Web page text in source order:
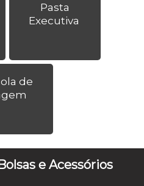
Pasta
Executiva
de
e Acessórios